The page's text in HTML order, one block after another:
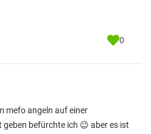
0
mefo angeln auf einer
befürchte ich 😉 aber es ist